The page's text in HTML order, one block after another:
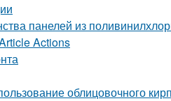
панелей из
Actions
облицовочного